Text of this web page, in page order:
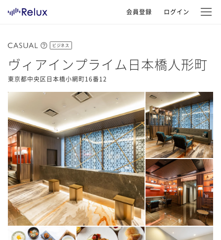
会員登録 ログイン
ビジネス
ヴィアインプライム日本橋人形町
東京都中央区日本橋小網町16番12